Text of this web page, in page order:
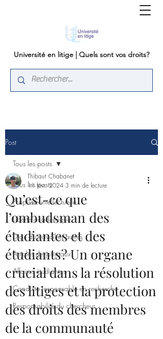
Université en litige | Quels sont vos droits?
Post
Tous les posts
Propriété intellectuelle
Liberté académique
Droit du travail et autres
Articles de journaux
Affaires étudiantes
Conduite responsable en recherche
Responsabilité du chercheur
Tous les posts
Qu’est-ce que
l’ombudsman des
étudiantes et des
étudiants? Un organe
crucial dans la résolution
des litiges et la protection
des droits des membres
de la communauté
Thibaut Chabanet
11 févr. 2024 3 min de lecture